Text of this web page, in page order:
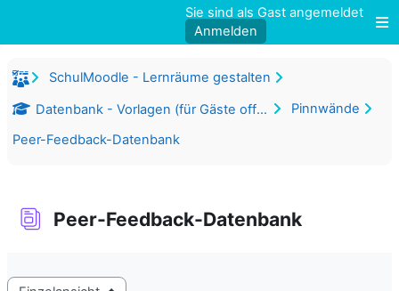
Sie sind als Gast angemeldet
Anmelden
SchulMoodle - Lernräume gestalten
Datenbank - Vorlagen (für Gäste offen)
Pinnwände
Peer-Feedback-Datenbank
Peer-Feedback-Datenbank